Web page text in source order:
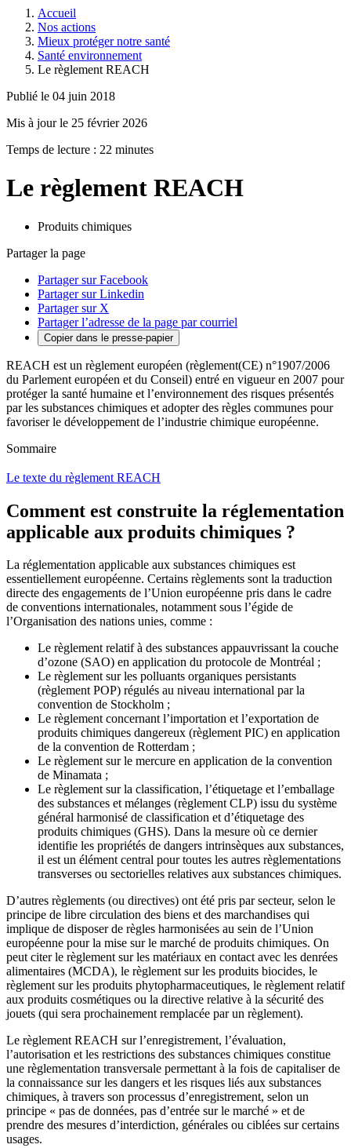
Accueil
Nos actions
Mieux protéger notre santé
Santé environnement
Le règlement REACH
Publié le 04 juin 2018
Mis à jour le 25 février 2026
Temps de lecture : 22 minutes
Le règlement REACH
Produits chimiques
Partager la page
Partager sur Facebook
Partager sur Linkedin
Partager sur X
Partager l’adresse de la page par courriel
Copier dans le presse-papier
REACH est un règlement européen (règlement(CE) n°1907/2006
du Parlement européen et du Conseil) entré en vigueur en 2007 pour
protéger la santé humaine et l’environnement des risques présentés
par les substances chimiques et adopter des règles communes pour
favoriser le développement de l’industrie chimique européenne.
Sommaire
Le texte du règlement REACH
Comment est construite la réglementation
applicable aux produits chimiques ?
La réglementation applicable aux substances chimiques est
essentiellement européenne. Certains règlements sont la traduction
directe des engagements de l’Union européenne pris dans le cadre
de conventions internationales, notamment sous l’égide de
l’Organisation des nations unies, comme :
Le règlement relatif à des substances appauvrissant la couche
d’ozone (SAO) en application du protocole de Montréal ;
Le règlement sur les polluants organiques persistants
(règlement POP) régulés au niveau international par la
convention de Stockholm ;
Le règlement concernant l’importation et l’exportation de
produits chimiques dangereux (règlement PIC) en application
de la convention de Rotterdam ;
Le règlement sur le mercure en application de la convention
de Minamata ;
Le règlement sur la classification, l’étiquetage et l’emballage
des substances et mélanges (règlement CLP) issu du système
général harmonisé de classification et d’étiquetage des
produits chimiques (GHS). Dans la mesure où ce dernier
identifie les propriétés de dangers intrinsèques aux substances,
il est un élément central pour toutes les autres règlementations
transverses ou sectorielles relatives aux substances chimiques.
D’autres règlements (ou directives) ont été pris par secteur, selon le
principe de libre circulation des biens et des marchandises qui
implique de disposer de règles harmonisées au sein de l’Union
européenne pour la mise sur le marché de produits chimiques. On
peut citer le règlement sur les matériaux en contact avec les denrées
alimentaires (MCDA), le règlement sur les produits biocides, le
règlement sur les produits phytopharmaceutiques, le règlement relatif
aux produits cosmétiques ou la directive relative à la sécurité des
jouets (qui sera prochainement remplacée par un règlement).
Le règlement REACH sur l’enregistrement, l’évaluation,
l’autorisation et les restrictions des substances chimiques constitue
une règlementation transversale permettant à la fois de capitaliser de
la connaissance sur les dangers et les risques liés aux substances
chimiques, à travers son processus d’enregistrement, selon un
principe « pas de données, pas d’entrée sur le marché » et de
prendre des mesures d’interdiction, générales ou ciblées sur certains
usages.